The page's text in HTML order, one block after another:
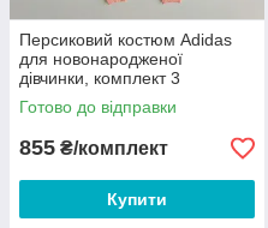
Персиковий костюм Adidas
для новонародженої
дівчинки, комплект 3
предмети
Готово до відправки
855 ₴/комплект
Купити